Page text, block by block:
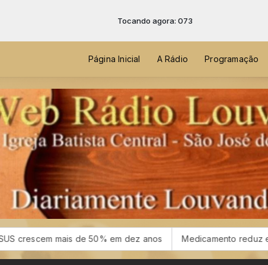
Tocando agora: 073
Página Inicial A Rádio Programação
de 50% em dez anos Medicamento reduz em até 85%